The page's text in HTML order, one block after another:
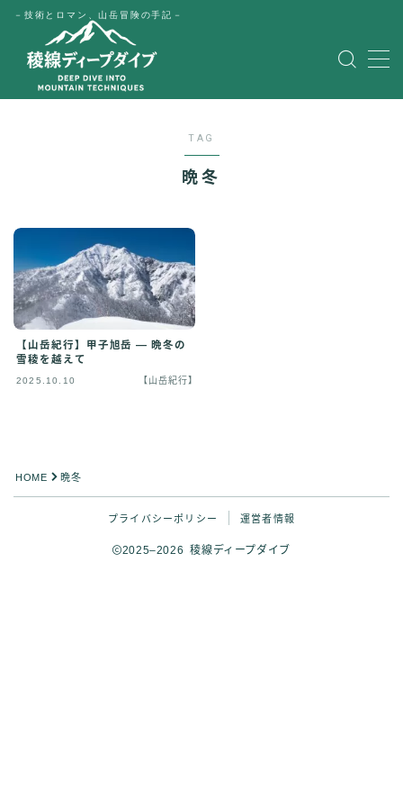
－技術とロマン、山岳冒険の手記－
MENU
Japanese
TAG
晩冬
【山岳紀行】甲子旭岳 ― 晩冬の
雪稜を越えて
2025.10.10 【山岳紀行】
HOME 晩冬
プライバシーポリシー 運営者情報
2025–2026 稜線ディープダイブ